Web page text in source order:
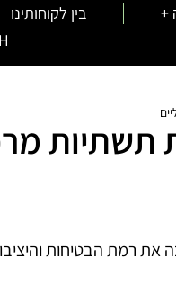
+ בין לקוחותינו
רמת הבטיחות